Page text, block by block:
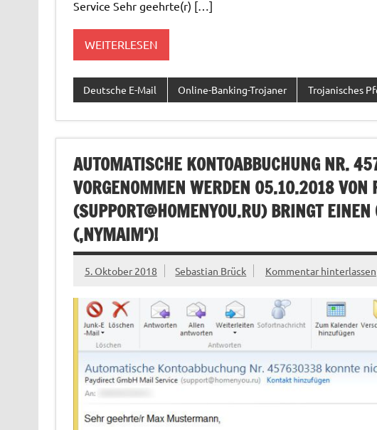
Service Sehr geehrte(r) […]
WEITERLESEN
Deutsche E-Mail Online-Banking-Trojaner Trojanisches
AUTOMATISCHE KONTOABBUCHUNG NR.
VORGENOMMEN WERDEN 05.10.2018 VON
(SUPPORT@HOMENYOU.RU) BRINGT EINEN
(‚NYMAIM‘)!
5. Oktober 2018 Sebastian Brück Kommentar hinterlassen